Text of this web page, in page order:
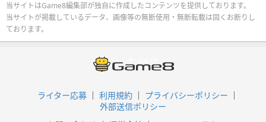
当サイトはGame8編集部が独自に作成したコンテンツを提供しております。
当サイトが掲載しているデータ、画像等の無断使用・無断転載は固くお断りし
ております。
ライター応募 利用規約
プライバシーポリシー
外部送信ポリシー